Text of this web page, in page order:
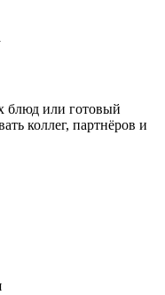
блюд или готовый
коллег, партнёров и